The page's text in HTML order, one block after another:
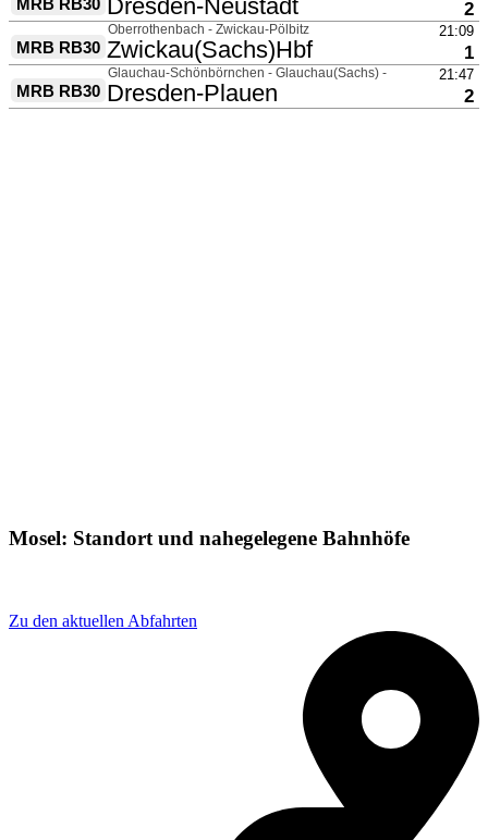
Mosel: Standort und nahegelegene Bahnhöfe
Zu den aktuellen Abfahrten